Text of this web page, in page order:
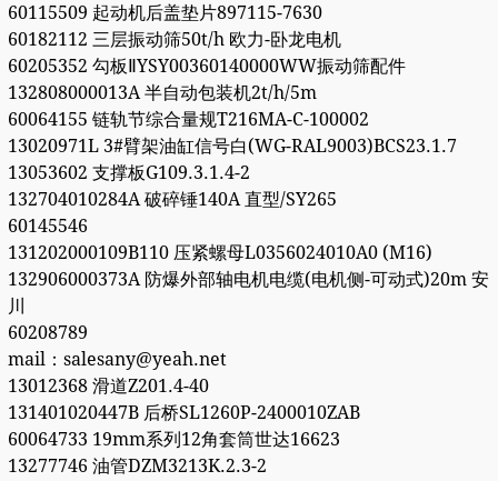
60115509 起动机后盖垫片897115-7630
60182112 三层振动筛50t/h 欧力-卧龙电机
60205352 勾板ⅡYSY00360140000WW振动筛配件
132808000013A 半自动包装机2t/h/5m
60064155 链轨节综合量规T216MA-C-100002
13020971L 3#臂架油缸信号白(WG-RAL9003)BCS23.1.7
13053602 支撑板G109.3.1.4-2
132704010284A 破碎锤140A 直型/SY265
60145546
131202000109B110 压紧螺母L0356024010A0 (M16)
132906000373A 防爆外部轴电机电缆(电机侧-可动式)20m 安
川
60208789
mail：salesany@yeah.net
13012368 滑道Z201.4-40
131401020447B 后桥SL1260P-2400010ZAB
60064733 19mm系列12角套筒世达16623
13277746 油管DZM3213K.2.3-2